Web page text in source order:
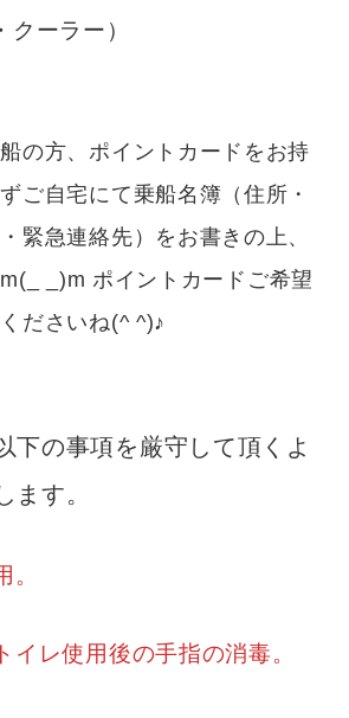
クーラー）
の方、ポイントカードをお持
ご自宅にて乗船名簿（住所・
緊急連絡先）をお書きの上、
_)m ポイントカードご希望
ださいね(^ ^)♪
下の事項を厳守して頂くよ
ます。
レ使用後の手指の消毒。